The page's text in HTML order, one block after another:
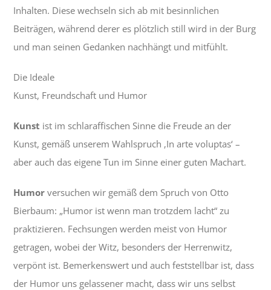
Inhalten. Diese wechseln sich ab mit besinnlichen
Beiträgen, während derer es plötzlich still wird in der Burg
und man seinen Gedanken nachhängt und mitfühlt.
Die Ideale
Kunst, Freundschaft und Humor
Kunst ist im schlaraffischen Sinne die Freude an der
Kunst, gemäß unserem Wahlspruch ‚In arte voluptas‘ –
aber auch das eigene Tun im Sinne einer guten Machart.
Humor versuchen wir gemäß dem Spruch von Otto
Bierbaum: „Humor ist wenn man trotzdem lacht“ zu
praktizieren. Fechsungen werden meist von Humor
getragen, wobei der Witz, besonders der Herrenwitz,
verpönt ist. Bemerkenswert und auch feststellbar ist, dass
der Humor uns gelassener macht, dass wir uns selbst